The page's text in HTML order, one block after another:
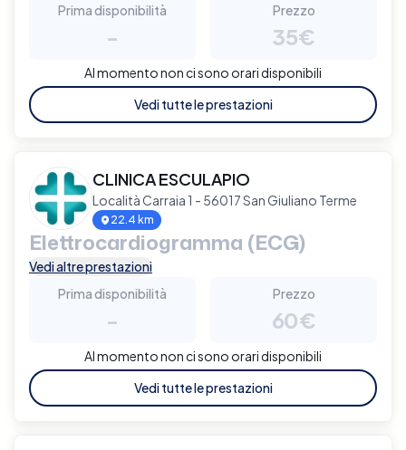
Prima disponibilità
-
Prezzo
35€
Al momento non ci sono orari disponibili
Vedi tutte le prestazioni
CLINICA ESCULAPIO
Località Carraia 1 - 56017 San Giuliano Terme
22.4 km
Elettrocardiogramma (ECG)
Vedi altre prestazioni
Prima disponibilità
-
Prezzo
60€
Al momento non ci sono orari disponibili
Vedi tutte le prestazioni